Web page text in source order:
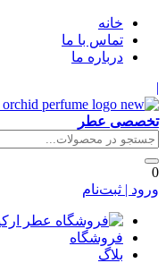
خانه
تماس با ما
درباره ما
|
تخصصی عطر
0
ورود | ثبت‌نام
فروشگاه
بلاگ